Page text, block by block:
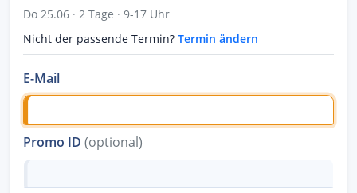
Do 25.06 · 2 Tage · 9-17 Uhr
Nicht der passende Termin? Termin ändern
E-Mail
Promo ID (optional)